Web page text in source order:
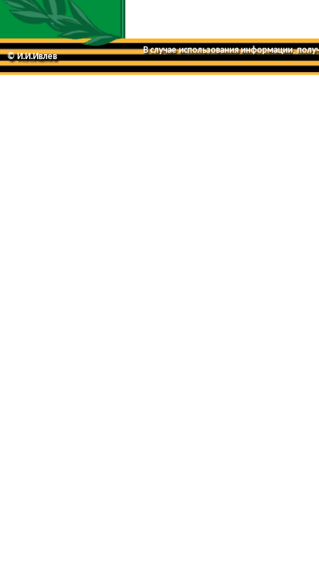
© И.И.Ивлев
В случае использования информации,